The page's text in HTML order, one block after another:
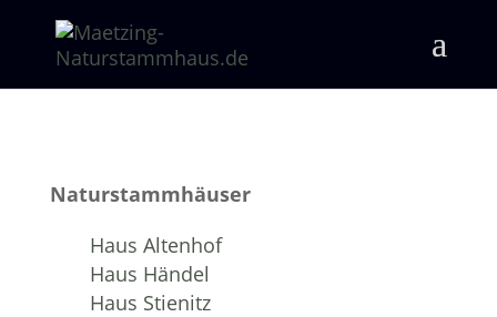
Naturstammhäuser
Haus Altenhof
Haus Händel
Haus Stienitz